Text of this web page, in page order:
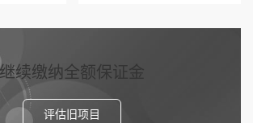
继续缴纳全额保证金
评估旧项目